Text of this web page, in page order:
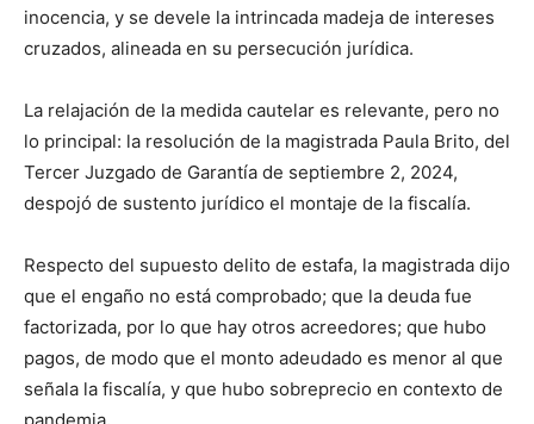
inocencia, y se devele la intrincada madeja de intereses
cruzados, alineada en su persecución jurídica.
La relajación de la medida cautelar es relevante, pero no
lo principal: la resolución de la magistrada Paula Brito, del
Tercer Juzgado de Garantía de septiembre 2, 2024,
despojó de sustento jurídico el montaje de la fiscalía.
Respecto del supuesto delito de estafa, la magistrada dijo
que el engaño no está comprobado; que la deuda fue
factorizada, por lo que hay otros acreedores; que hubo
pagos, de modo que el monto adeudado es menor al que
señala la fiscalía, y que hubo sobreprecio en contexto de